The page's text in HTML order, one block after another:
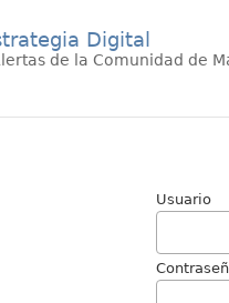
Digital
de la Comunidad de
Usuario